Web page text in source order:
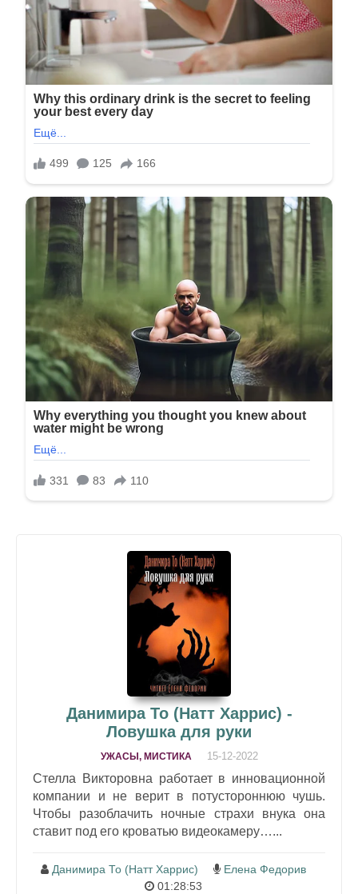
Данимира То (Натт Харрис) -
Ловушка для руки
УЖАСЫ, МИСТИКА 15-12-2022
Стелла Викторовна работает в инновационной
компании и не верит в потустороннюю чушь.
Чтобы разоблачить ночные страхи внука она
ставит под его кроватью видеокамеру…...
Данимира То (Натт Харрис)
Елена Федорив
01:28:53